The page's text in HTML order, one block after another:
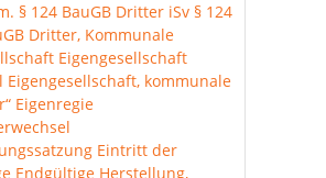
§ 124 BauGB Dritter iSv § 124
Dritter, Kommunale
Eigengesellschaft
Eigengesellschaft, kommunale
Eigenregie
Eintritt der
Endgültige Herstellung,